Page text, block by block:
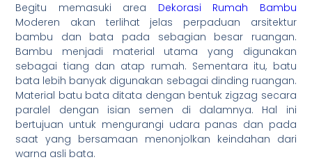
Begitu memasuki area Dekorasi Rumah Bambu
Moderen akan terlihat jelas perpaduan arsitektur
bambu dan bata pada sebagian besar ruangan.
Bambu menjadi material utama yang digunakan
sebagai tiang dan atap rumah. Sementara itu, batu
bata lebih banyak digunakan sebagai dinding ruangan.
Material batu bata ditata dengan bentuk zigzag secara
paralel dengan isian semen di dalamnya. Hal ini
bertujuan untuk mengurangi udara panas dan pada
saat yang bersamaan menonjolkan keindahan dari
warna asli bata.